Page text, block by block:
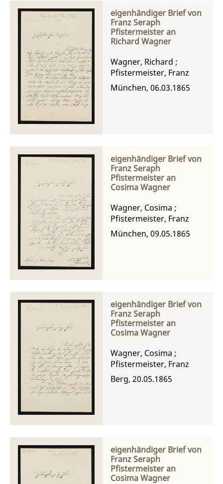
eigenhändiger Brief von
Franz Seraph
Pfistermeister an
Richard Wagner
Wagner, Richard ;
Pfistermeister, Franz
München, 06.03.1865
eigenhändiger Brief von
Franz Seraph
Pfistermeister an
Cosima Wagner
Wagner, Cosima ;
Pfistermeister, Franz
München, 09.05.1865
eigenhändiger Brief von
Franz Seraph
Pfistermeister an
Cosima Wagner
Wagner, Cosima ;
Pfistermeister, Franz
Berg, 20.05.1865
eigenhändiger Brief von
Franz Seraph
Pfistermeister an
Cosima Wagner